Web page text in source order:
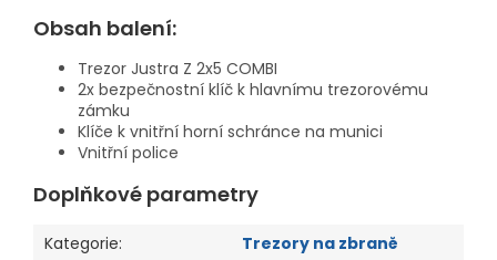
Obsah balení:
Trezor Justra Z 2x5 COMBI
2x bezpečnostní klíč k hlavnímu trezorovému
zámku
Klíče k vnitřní horní schránce na munici
Vnitřní police
Doplňkové parametry
Kategorie:
Trezory na zbraně